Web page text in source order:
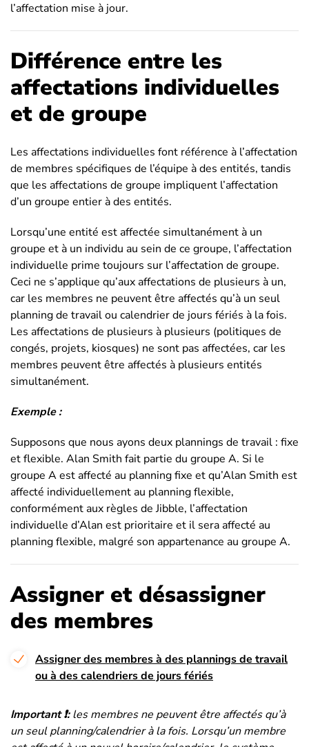
l’affectation mise à jour.
Différence entre les
affectations individuelles
et de groupe
Les affectations individuelles font référence à l’affectation
de membres spécifiques de l’équipe à des entités, tandis
que les affectations de groupe impliquent l’affectation
d’un groupe entier à des entités.
Lorsqu’une entité est affectée simultanément à un
groupe et à un individu au sein de ce groupe, l’affectation
individuelle prime toujours sur l’affectation de groupe.
Ceci ne s’applique qu’aux affectations de plusieurs à un,
car les membres ne peuvent être affectés qu’à un seul
planning de travail ou calendrier de jours fériés à la fois.
Les affectations de plusieurs à plusieurs (politiques de
congés, projets, kiosques) ne sont pas affectées, car les
membres peuvent être affectés à plusieurs entités
simultanément.
Exemple :
Supposons que nous ayons deux plannings de travail : fixe
et flexible. Alan Smith fait partie du groupe A. Si le
groupe A est affecté au planning fixe et qu’Alan Smith est
affecté individuellement au planning flexible,
conformément aux règles de Jibble, l’affectation
individuelle d’Alan est prioritaire et il sera affecté au
planning flexible, malgré son appartenance au groupe A.
Assigner et désassigner
des membres
Assigner des membres à des plannings de travail
ou à des calendriers de jours fériés
Important ❗: les membres ne peuvent être affectés qu’à
un seul planning/calendrier à la fois. Lorsqu’un membre